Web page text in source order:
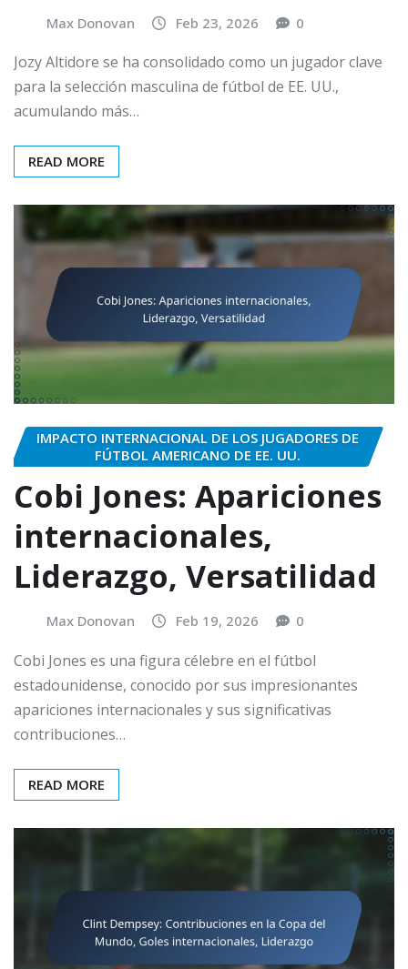
Max Donovan Feb 23, 2026 0
Jozy Altidore se ha consolidado como un jugador clave
para la selección masculina de fútbol de EE. UU.,
acumulando más…
READ MORE
IMPACTO INTERNACIONAL DE LOS JUGADORES DE
FÚTBOL AMERICANO DE EE. UU.
Cobi Jones: Apariciones
internacionales,
Liderazgo, Versatilidad
Max Donovan Feb 19, 2026 0
Cobi Jones es una figura célebre en el fútbol
estadounidense, conocido por sus impresionantes
apariciones internacionales y sus significativas
contribuciones…
READ MORE